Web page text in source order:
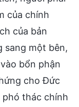
của chính
của bản
sang một bên,
bổn phận
cho Đức
phó thác chính